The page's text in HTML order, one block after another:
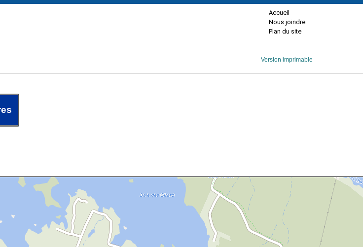
Accueil
Nous joindre
Plan du site
Version imprimable